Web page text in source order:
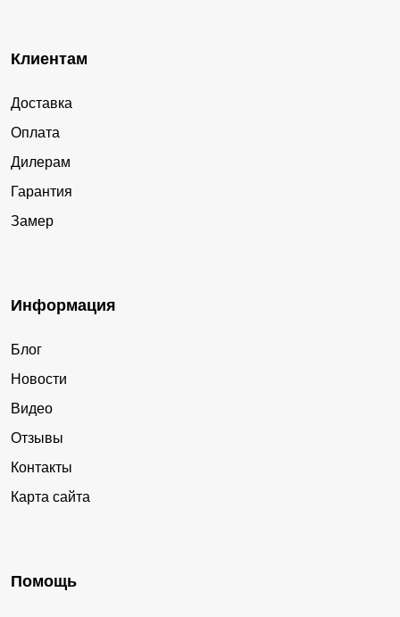
Клиентам
Доставка
Оплата
Дилерам
Гарантия
Замер
Информация
Блог
Новости
Видео
Отзывы
Контакты
Карта сайта
Помощь